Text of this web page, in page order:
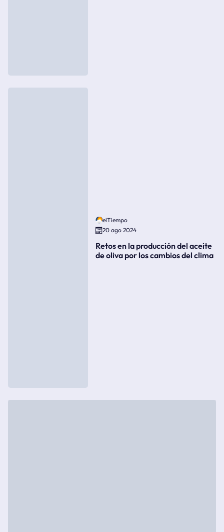
elTiempo
20 ago 2024
Retos en la producción del aceite
de oliva por los cambios del clima